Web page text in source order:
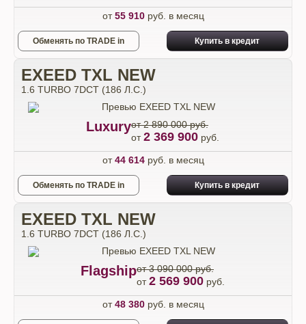
от55 910руб. в месяц
Обменять по TRADE in Купить в кредит
EXEED TXL NEW
1.6 TURBO 7DCT (186 Л.С.)
Luxuryот 2 890 000 руб.
от2 369 900 руб.
от44 614руб. в месяц
Обменять по TRADE in Купить в кредит
EXEED TXL NEW
1.6 TURBO 7DCT (186 Л.С.)
Flagshipот 3 090 000 руб.
от2 569 900 руб.
от48 380руб. в месяц